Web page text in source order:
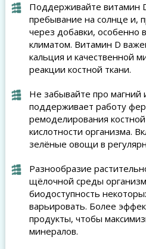
Поддерживайте витамин
пребывание на солнце и,
через добавки, особенно
климатом. Витамин D
кальция и качественной
реакции костной ткани.
Не забывайте про магний
поддерживает работу
ремоделирования
кислотности организма.
зелёные овощи в
Разнообразие
щёлочной среды
биодоступность
варьировать. Более
продукты, чтобы
минералов.